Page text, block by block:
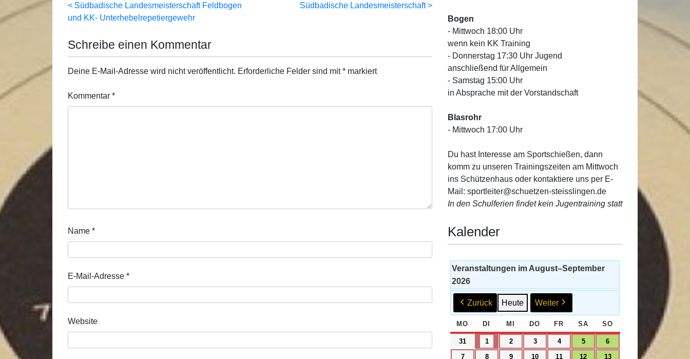
Beitragsnavigation
Südbadische Landesmeisterschaft Feldbogen
und KK- Unterhebelrepetiergewehr
Südbadische Landesmeisterschaft
Schreibe einen Kommentar
Deine E-Mail-Adresse wird nicht veröffentlicht. Erforderliche Felder sind mit* markiert
Kommentar *
Name *
E-Mail-Adresse *
Website
Bogen
- Mittwoch 18:00 Uhr
wenn kein KK Training
- Donnerstag 17:30 Uhr Jugend
anschließend für Allgemein
- Samstag 15:00 Uhr
in Absprache mit der Vorstandschaft
Blasrohr
- Mittwoch 17:00 Uhr
Du hast Interesse am Sportschießen, dann
komm zu unseren Trainingszeiten am Mittwoch
ins Schützenhaus oder kontaktiere uns per E-
Mail: sportleiter@schuetzen-steisslingen.de
In den Schulferien findet kein Jugentraining statt
Kalender
Veranstaltungen im August–September
2026
Zurück Heute Weiter
MO MONTAG
DI DIENSTAG
MI MITTWOCH
DO DONNERSTAG
FR FREITAG
SA SAMSTAG
SO
31
August
1
September
2
September
3
September
4
September
5
September
6
September
7 8 9 10 11 12 13